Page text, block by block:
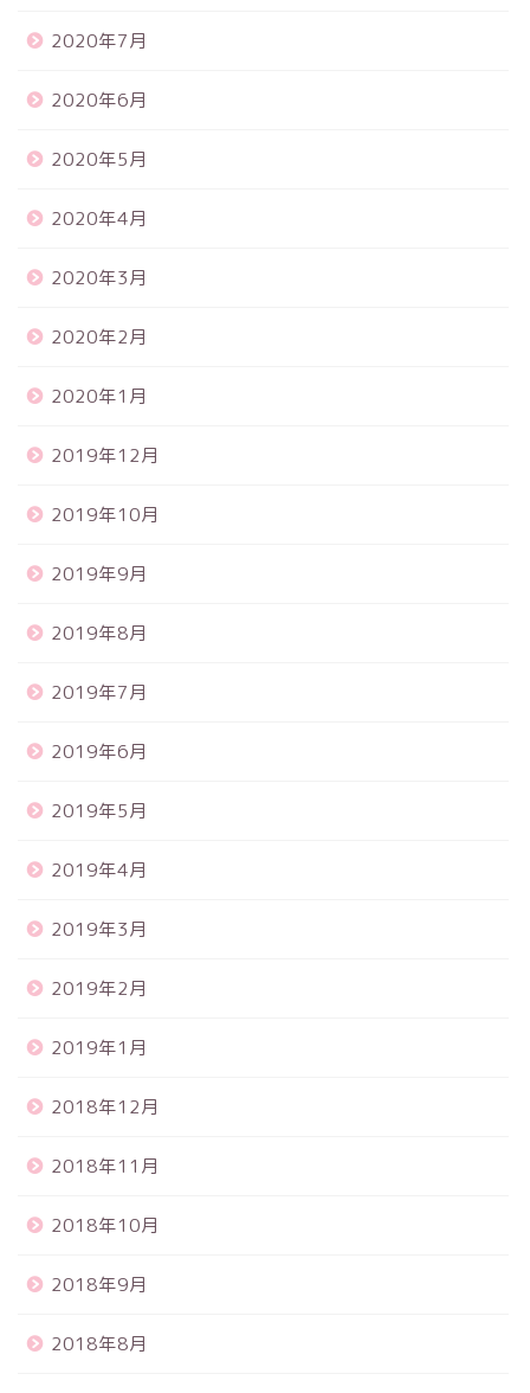
2020年7月
2020年6月
2020年5月
2020年4月
2020年3月
2020年2月
2020年1月
2019年12月
2019年10月
2019年9月
2019年8月
2019年7月
2019年6月
2019年5月
2019年4月
2019年3月
2019年2月
2019年1月
2018年12月
2018年11月
2018年10月
2018年9月
2018年8月